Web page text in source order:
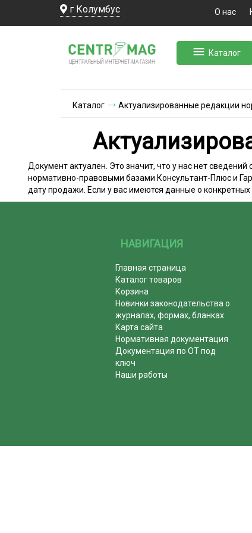
г Колумбус О нас
ЦЕНТРАЛЬНЫЙ ИНТЕРНЕТ-МА ГАЗИН
Каталог
Каталог Актуализированные редакции
Документ актуален. Это значит, что у нас нет
нормативно-правовыми базами Консультант-Плюс и
дату продажи. Если у вас имеются данные о
НАВИГАЦИЯ
Главная страница
Каталог товаров
Корзина
Новинки законодательства о
журналах, формах, бланках
Карта сайта
Нормативная документация
Документация по ОТ под
ключ
Наши работы